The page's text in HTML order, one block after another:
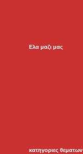
Ελα μαζι μας
κατηγοριες θεματων